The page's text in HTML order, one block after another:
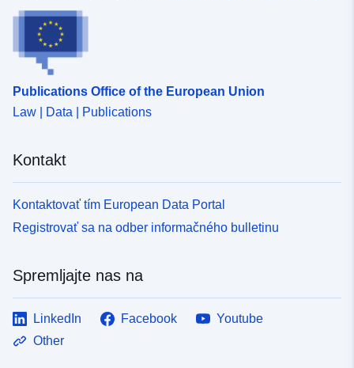
uriRef:
0e3e-4226-ae80-11af8336cf67~~1
poslovnega
dogodka:
Publications Office of the European Union
Law | Data | Publications
Kontakt
Kontaktovať tím European Data Portal
Registrovať sa na odber informačného bulletinu
Spremljajte nas na
LinkedIn Facebook
Youtube
Other